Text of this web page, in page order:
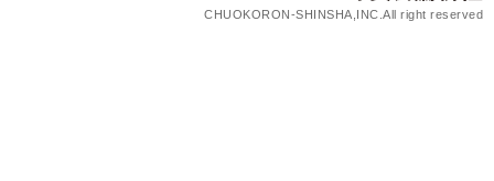
CHUOKORON-SHINSHA,INC.All right reserved